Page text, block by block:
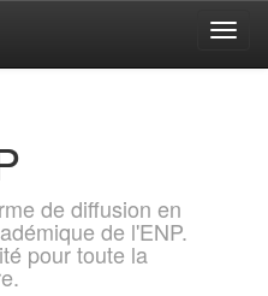
de diffusion en
de l'ENP.
pour toute la